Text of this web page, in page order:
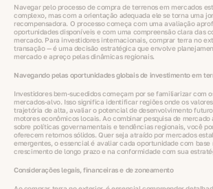
Navegar pelo processo de compra de terrenos em mercados
complexo, mas com a orientação adequada ele se torna uma
recompensadora. O processo começa com uma avaliação
oportunidades disponíveis e com uma compreensão clara das
mercado. Para investidores internacionais, comprar terra no
transação — é uma decisão estratégica que envolve
mercado e apreço pelas dinâmicas regionais.
Navegando pelas oportunidades globais de investimento em
Investidores bem-sucedidos começam por se familiarizar com
mercados-alvo. Isso significa identificar regiões onde os
trajetória de alta, avaliar o potencial de desenvolvimento
motores econômicos locais. Ao combinar pesquisa de
sobre políticas governamentais e tendências regionais, você
oferecem retornos sólidos. Quer seja atraído por mercados
emergentes, o essencial é avaliar cada oportunidade com base
crescimento de longo prazo e na conformidade com sua
Considerações legais, financeiras e de zoneamento